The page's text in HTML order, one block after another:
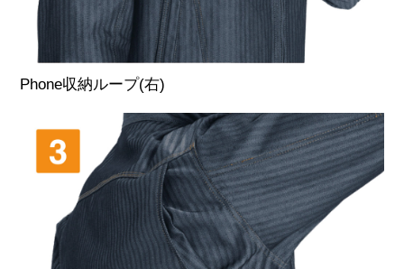
お買い物を続ける カートへ進む
Phone収納ループ(右)